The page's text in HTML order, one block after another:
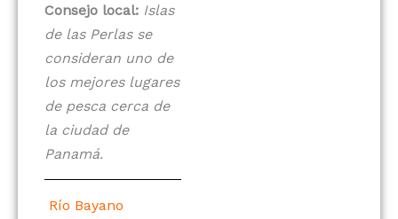
Consejo local: Islas
de las Perlas se
consideran uno de
los mejores lugares
de pesca cerca de
la ciudad de
Panamá.
Río Bayano